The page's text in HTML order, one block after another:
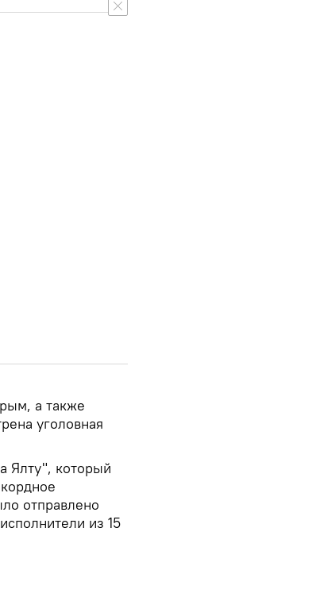
а также
уголовная
Ялту", который
отправлено
из 15